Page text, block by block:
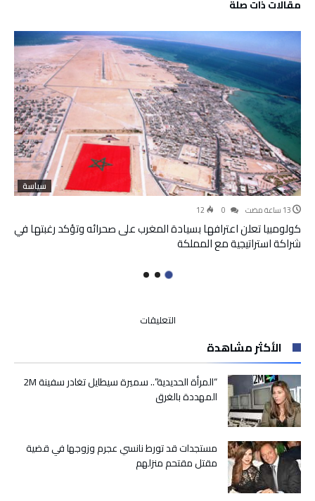
‫مقالات ذات صلة‬
سياسة
12
كولومبيا تعلن اعترافها بسيادة المغرب على صحرائه وتؤكد رغبتها في
شراكة استراتيجية مع المملكة
التعليقات
يعلن
سحب
أوراق
التداول
ابتداء
الأكثر مشاهدة
“المرأة الحديدية”.. سميرة سيطايل تغادر سفينة 2M
المهددة بالغرق
مستجدات قد تورط نانسي عجرم وزوجها في قضية
مقتل مقتحم منزلهم